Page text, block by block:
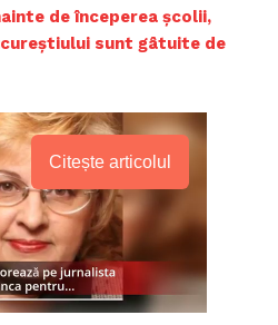
de începerea şcolii,
sunt gâtuite de
Citește articolul